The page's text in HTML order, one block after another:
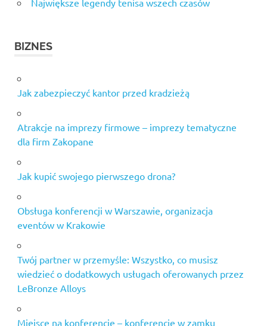
Największe legendy tenisa wszech czasów
BIZNES
Jak zabezpieczyć kantor przed kradzieżą
Atrakcje na imprezy firmowe – imprezy tematyczne
dla firm Zakopane
Jak kupić swojego pierwszego drona?
Obsługa konferencji w Warszawie, organizacja
eventów w Krakowie
Twój partner w przemyśle: Wszystko, co musisz
wiedzieć o dodatkowych usługach oferowanych przez
LeBronze Alloys
Miejsce na konferencję – konferencje w zamku